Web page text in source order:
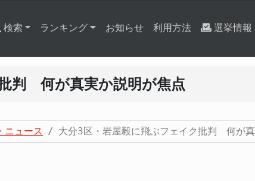
検索 ランキング お知らせ 利用方法 選挙情報
判 何が真実か説明が焦点
ニュース 大分3区・岩屋毅に飛ぶフェイク批判 何が